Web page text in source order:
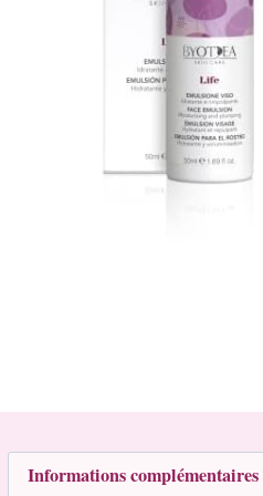
Informations complémentaires